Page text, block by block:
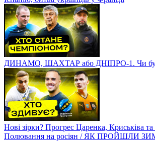
ДИНАМО, ШАХТАР або ДНІПРО-1. Чи
Нові зірки? Прогрес Царенка, Криськіва
Полювання на росіян / ЯК ПРОЙШЛИ